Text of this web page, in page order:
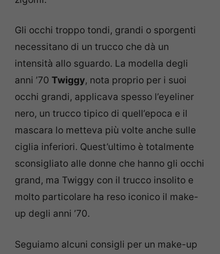
Gli occhi troppo tondi, grandi o sporgenti
necessitano di un trucco che dà un
intensità allo sguardo. La modella degli
anni ’70 Twiggy, nota proprio per i suoi
occhi grandi, applicava spesso l’eyeliner
nero, un trucco tipico di quell’epoca e il
mascara lo metteva più volte anche sulle
ciglia inferiori. Quest’ultimo è totalmente
sconsigliato alle donne che hanno gli occhi
grand, ma Twiggy con il trucco insolito e
molto particolare ha reso iconico il make-
up degli anni ’70.
Seguiamo alcuni consigli per un make-up